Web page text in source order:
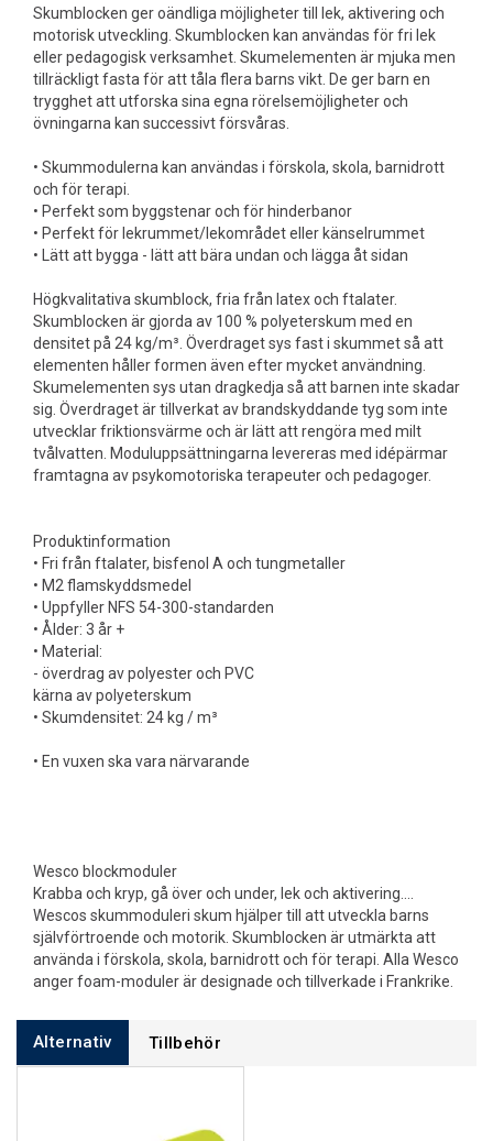
Skumblocken ger oändliga möjligheter till lek, aktivering och
motorisk utveckling. Skumblocken kan användas för fri lek
eller pedagogisk verksamhet. Skumelementen är mjuka men
tillräckligt fasta för att tåla flera barns vikt. De ger barn en
trygghet att utforska sina egna rörelsemöjligheter och
övningarna kan successivt försvåras.
• Skummodulerna kan användas i förskola, skola, barnidrott
och för terapi.
• Perfekt som byggstenar och för hinderbanor
• Perfekt för lekrummet/lekområdet eller känselrummet
• Lätt att bygga - lätt att bära undan och lägga åt sidan
Högkvalitativa skumblock, fria från latex och ftalater.
Skumblocken är gjorda av 100 % polyeterskum med en
densitet på 24 kg/m³. Överdraget sys fast i skummet så att
elementen håller formen även efter mycket användning.
Skumelementen sys utan dragkedja så att barnen inte skadar
sig. Överdraget är tillverkat av brandskyddande tyg som inte
utvecklar friktionsvärme och är lätt att rengöra med milt
tvålvatten. Moduluppsättningarna levereras med idépärmar
framtagna av psykomotoriska terapeuter och pedagoger.
Produktinformation
• Fri från ftalater, bisfenol A och tungmetaller
• M2 flamskyddsmedel
• Uppfyller NFS 54-300-standarden
• Ålder: 3 år +
• Material:
- överdrag av polyester och PVC
kärna av polyeterskum
• Skumdensitet: 24 kg / m³
• En vuxen ska vara närvarande
Wesco blockmoduler
Krabba och kryp, gå över och under, lek och aktivering....
Wescos skummoduleri skum hjälper till att utveckla barns
självförtroende och motorik. Skumblocken är utmärkta att
använda i förskola, skola, barnidrott och för terapi. Alla Wesco
anger foam-moduler är designade och tillverkade i Frankrike.
Alternativ Tillbehör